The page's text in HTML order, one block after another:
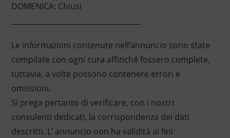
DOMENICA: Chiusi
Le informazioni contenute nell’annuncio sono state
compilate con ogni cura affinché fossero complete,
tuttavia, a volte possono contenere errori e
omissioni.
Si prega pertanto di verificare, con i nostri
consulenti dedicati, la corrispondenza dei dati
descritti. L’ annuncio non ha validità ai fini